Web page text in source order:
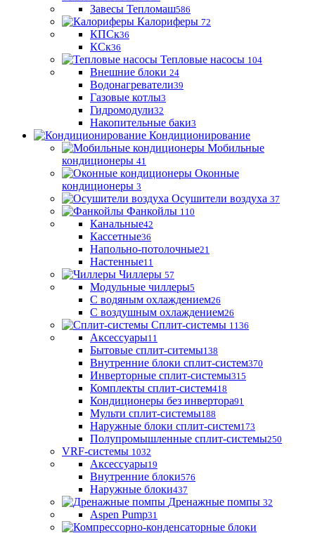
Завесы Тепломаш586
Калориферы 72
КПСк36
КСк36
Тепловые насосы 104
Внешние блоки 24
Водонагреватели39
Газовые котлы3
Гидромодули32
Накопительные баки3
Кондиционирование
Мобильные
кондиционеры 41
Оконные
кондиционеры 3
Осушители воздуха 37
Фанкойлы 110
Канальные42
Кассетные36
Напольно-потолочные21
Настенные11
Чиллеры 57
Модульные чиллеры5
С водяным охлаждением26
С воздушным охлаждением26
Сплит-системы 1136
Аксессуары11
Бытовые сплит-ситемы138
Внутренние блоки сплит-систем370
Инверторные сплит-системы315
Комплекты сплит-систем418
Кондиционеры без инвертора91
Мульти сплит-системы188
Наружные блоки сплит-систем173
Полупромышленные сплит-системы250
VRF-системы 1032
Аксессуары19
Внутренние блоки576
Наружные блоки437
Дренажные помпы 32
Aspen Pump31